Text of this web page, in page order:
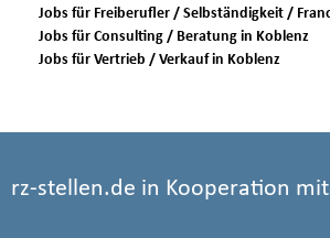
Jobs für Consulting / Beratung in Koblenz
Jobs für Vertrieb / Verkauf in Koblenz
rz-stellen.de in Kooperation mit